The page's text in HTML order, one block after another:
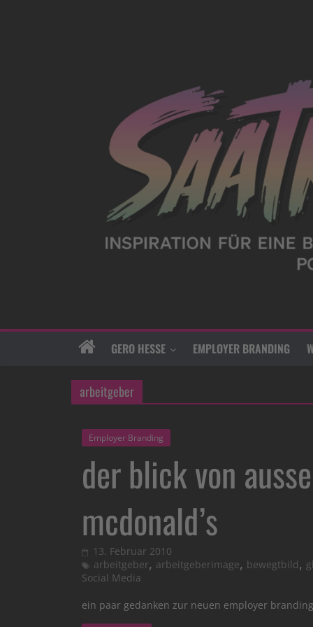
GERO HESSE EMPLOYER BRANDING
arbeitgeber
Employer Branding
der blick von
mcdonald’s
13. Februar 2010
arbeitgeber, arbeitgeberimage, bewegtbild,
Social Media
ein paar gedanken zur neuen employer